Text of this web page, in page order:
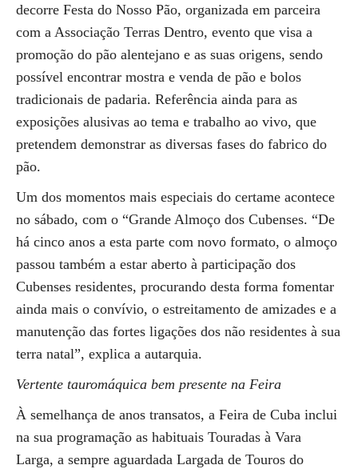
decorre Festa do Nosso Pão, organizada em parceira
com a Associação Terras Dentro, evento que visa a
promoção do pão alentejano e as suas origens, sendo
possível encontrar mostra e venda de pão e bolos
tradicionais de padaria. Referência ainda para as
exposições alusivas ao tema e trabalho ao vivo, que
pretendem demonstrar as diversas fases do fabrico do
pão.
Um dos momentos mais especiais do certame acontece
no sábado, com o “Grande Almoço dos Cubenses. “De
há cinco anos a esta parte com novo formato, o almoço
passou também a estar aberto à participação dos
Cubenses residentes, procurando desta forma fomentar
ainda mais o convívio, o estreitamento de amizades e a
manutenção das fortes ligações dos não residentes à sua
terra natal”, explica a autarquia.
Vertente tauromáquica bem presente na Feira
À semelhança de anos transatos, a Feira de Cuba inclui
na sua programação as habituais Touradas à Vara
Larga, a sempre aguardada Largada de Touros do